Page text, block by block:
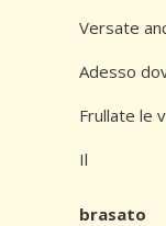
Versate
Adesso
Frullate le
Il
brasato